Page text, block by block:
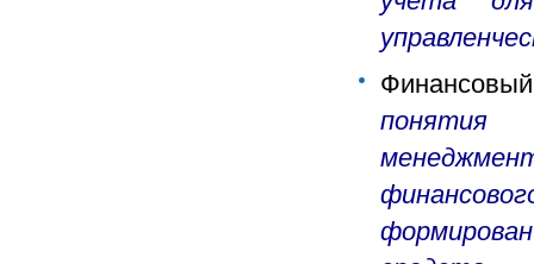
понятия